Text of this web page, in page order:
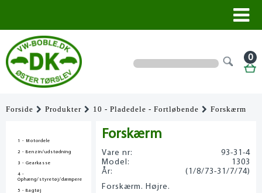
0
Forside Produkter 10 - Pladedele - Fortløbende Forskærm
1 - Motordele
2 - Benzin/udstødning
3 - Gearkasse
4 -
Ophæng/styretøj/dæmpere
5 - Bagtøj
Forskærm
Vare nr:
93-31-4
Model:
1303
År:
(1/8/73-31/7/74)
Forskærm. Højre.